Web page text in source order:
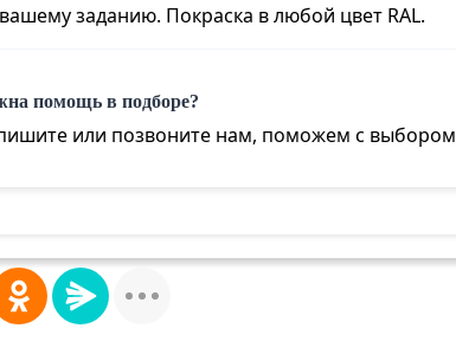
заданию. Покраска в любой цвет RAL.
помощь в подборе?
или позвоните нам, поможем с